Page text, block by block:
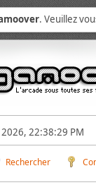
. Veuillez
22:38:29 PM
Rechercher